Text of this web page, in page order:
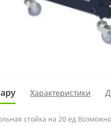
Характеристики
стойка на 20 ед